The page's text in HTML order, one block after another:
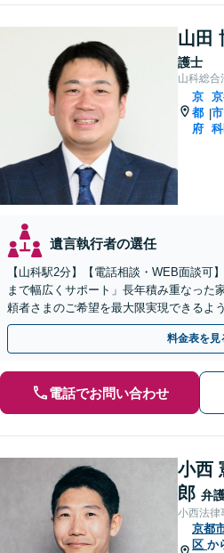
山田
護士
山科総合
京
都
府
|
遺言執行者の選任
【山科駅2分】【電話相談・WEB面談可
まで幅広くサポート」長年積み重なった
頼者さまのご希望を最大限実現できるよ
請求／相続放棄／不動産・株式の相続／
料金表を見
電話でお問い合わせ
小西
郎 弁
小西法律
京都
区 か